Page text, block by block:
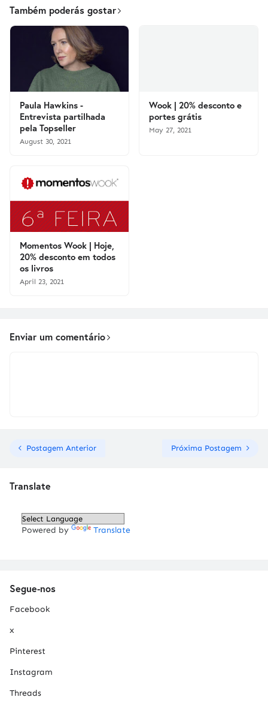
Também poderás gostar
Paula Hawkins -
Entrevista partilhada
pela Topseller
August 30, 2021
Wook | 20% desconto e
portes grátis
May 27, 2021
Momentos Wook | Hoje,
20% desconto em todos
os livros
April 23, 2021
Enviar um comentário
Postagem Anterior Próxima Postagem
Translate
Powered by Translate
Segue-nos
Facebook
x
Pinterest
Instagram
Threads